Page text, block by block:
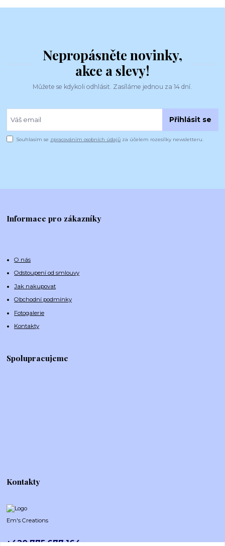
Nepropásněte novinky,
akce a slevy!
Můžete se kdykoli odhlásit. Zasíláme jednou za 14 dní.
Přihlásit se
Souhlasím se zpracováním osobních údajů za účelem rozesílky newsletteru.
Informace pro zákazníky
O nás
Odstoupení od smlouvy
Jak nakupovat
Obchodní podmínky
Fotogalerie
Kontakty
Spolupracujeme
Kontakty
Em's Creations
+420 775 677 164